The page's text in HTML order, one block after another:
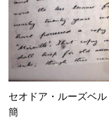
セオドア・ルーズベ
簡